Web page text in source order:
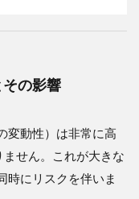
の影響
変動性）は非常に高
せん。これが大きな
時にリスクを伴いま